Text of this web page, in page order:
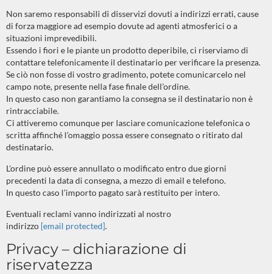
Non saremo responsabili di disservizi dovuti a indirizzi errati, cause
di forza maggiore ad esempio dovute ad agenti atmosferici o a
situazioni imprevedibili.
Essendo i fiori e le piante un prodotto deperibile, ci riserviamo di
contattare telefonicamente il destinatario per verificare la presenza.
Se ciò non fosse di vostro gradimento, potete comunicarcelo nel
campo note, presente nella fase finale dell’ordine.
In questo caso non garantiamo la consegna se il destinatario non è
rintracciabile.
Ci attiveremo comunque per lasciare comunicazione telefonica o
scritta affinché l’omaggio possa essere consegnato o ritirato dal
destinatario.
L'ordine può essere annullato o modificato entro due giorni
precedenti la data di consegna, a mezzo di email e telefono.
In questo caso l’importo pagato sarà restituito per intero.
Eventuali reclami vanno indirizzati al nostro
indirizzo [email protected].
Privacy – dichiarazione di
riservatezza